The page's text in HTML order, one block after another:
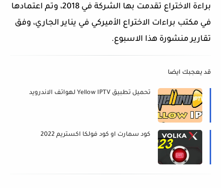
براءة الاختراع تقدمت بها الشركة في 2018، وتم اعتمادها
في مكتب براءات الاختراع الأميركي في يناير الجاري، وفق
تقارير منشورة هذا الاسبوع.
قد يعجبك ايضا
تحميل تطبيق Yellow IPTV لهواتف الاندرويد
كود سمارت او كود فولكا اكستريم 2022